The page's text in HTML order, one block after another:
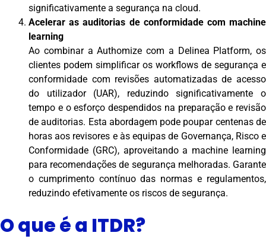
significativamente a segurança na cloud.
Acelerar as auditorias de conformidade com machine
learning
Ao combinar a Authomize com a Delinea Platform, os
clientes podem simplificar os workflows de segurança e
conformidade com revisões automatizadas de acesso
do utilizador (UAR), reduzindo significativamente o
tempo e o esforço despendidos na preparação e revisão
de auditorias. Esta abordagem pode poupar centenas de
horas aos revisores e às equipas de Governança, Risco e
Conformidade (GRC), aproveitando a machine learning
para recomendações de segurança melhoradas. Garante
o cumprimento contínuo das normas e regulamentos,
reduzindo efetivamente os riscos de segurança.
O que é a ITDR?